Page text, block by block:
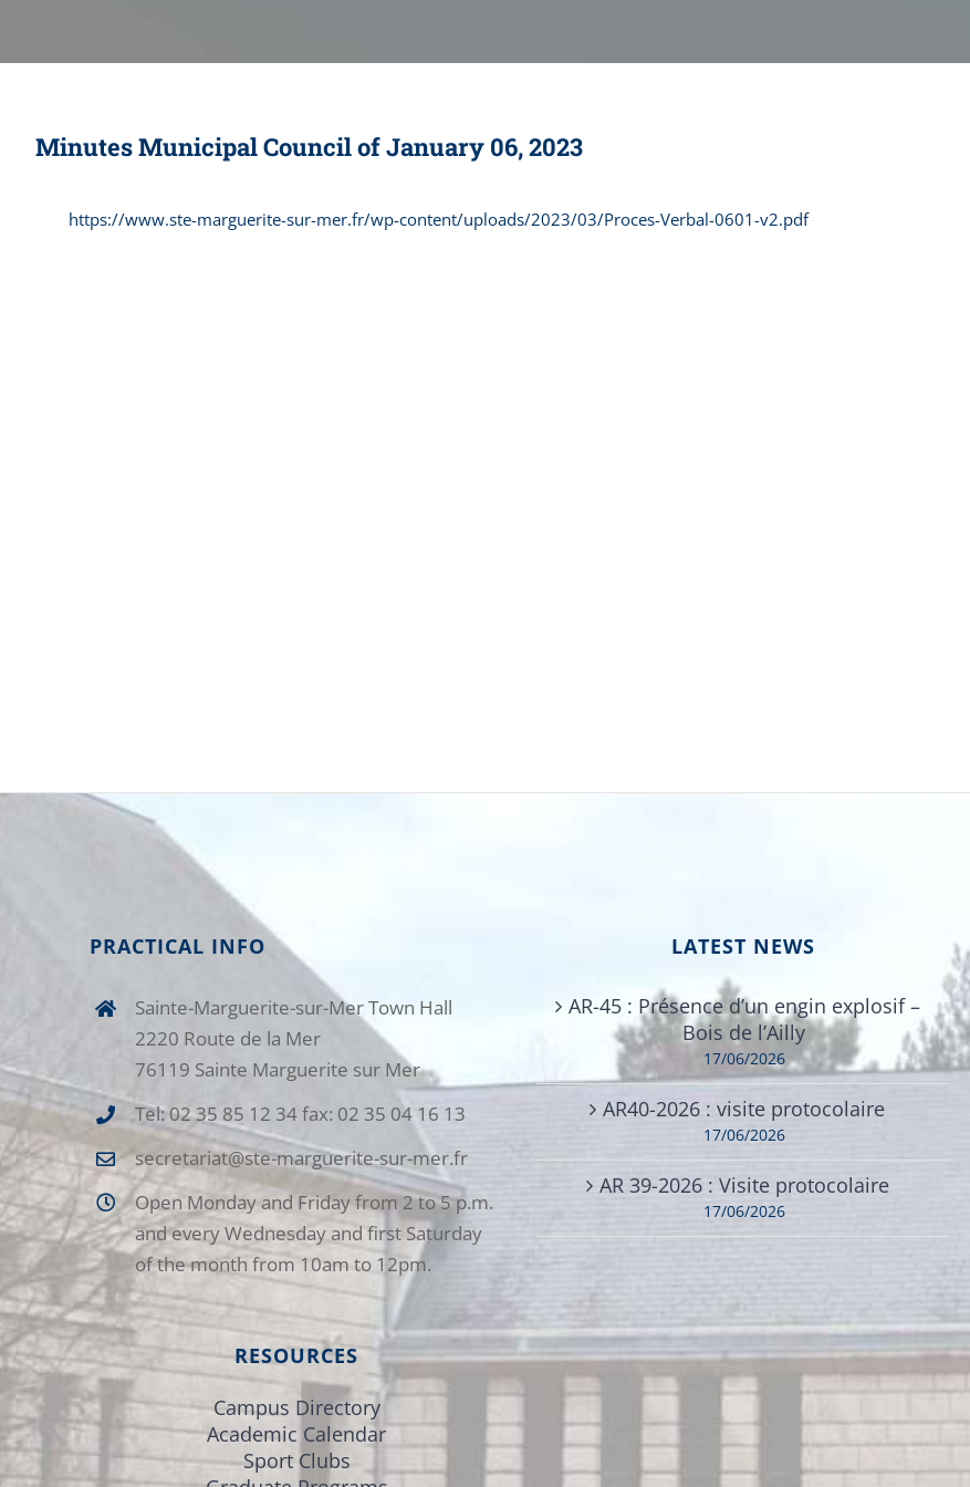
Minutes Municipal Council of January 06, 2023
https://www.ste-marguerite-sur-mer.fr/wp-content/uploads/2023/03/Proces-Verbal-0601-v2.pdf
PRACTICAL INFO
Sainte-Marguerite-sur-Mer Town Hall
2220 Route de la Mer
76119 Sainte Marguerite sur Mer
Tel: 02 35 85 12 34 fax: 02 35 04 16 13
secretariat@ste-marguerite-sur-mer.fr
Open Monday and Friday from 2 to 5 p.m.
and every Wednesday and first Saturday
of the month from 10am to 12pm.
RESOURCES
Campus Directory
Academic Calendar
Sport Clubs
LATEST NEWS
AR-45 : Présence d’un engin explosif –
Bois de l’Ailly
17/06/2026
AR40-2026 : visite protocolaire
17/06/2026
AR 39-2026 : Visite protocolaire
17/06/2026